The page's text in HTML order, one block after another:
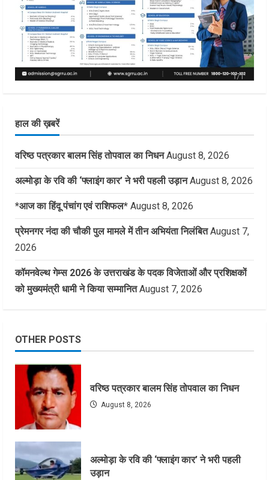
हाल की ख़बरें
वरिष्ठ पत्रकार बालम सिंह तोपवाल का निधन August 8, 2026
अल्मोड़ा के रवि की ‘फ्लाइंग कार’ ने भरी पहली उड़ान August 8, 2026
*आज का हिंदू पंचांग एवं राशिफल* August 8, 2026
प्रेमनगर नंदा की चौकी पुल मामले में तीन अभियंता निलंबित August 7,
2026
कॉमनवेल्थ गेम्स 2026 के उत्तराखंड के पदक विजेताओं और प्रशिक्षकों
को मुख्यमंत्री धामी ने किया सम्मानित August 7, 2026
OTHER POSTS
वरिष्ठ पत्रकार बालम सिंह तोपवाल का निधन
August 8, 2026
अल्मोड़ा के रवि की ‘फ्लाइंग कार’ ने भरी पहली
उड़ान